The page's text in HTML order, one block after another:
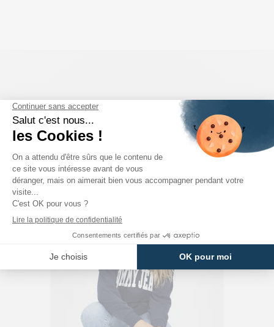
COMPLÉTEZ VOTRE LOOK